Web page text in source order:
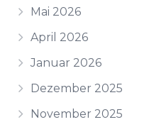
Mai 2026
April 2026
Januar 2026
Dezember 2025
November 2025